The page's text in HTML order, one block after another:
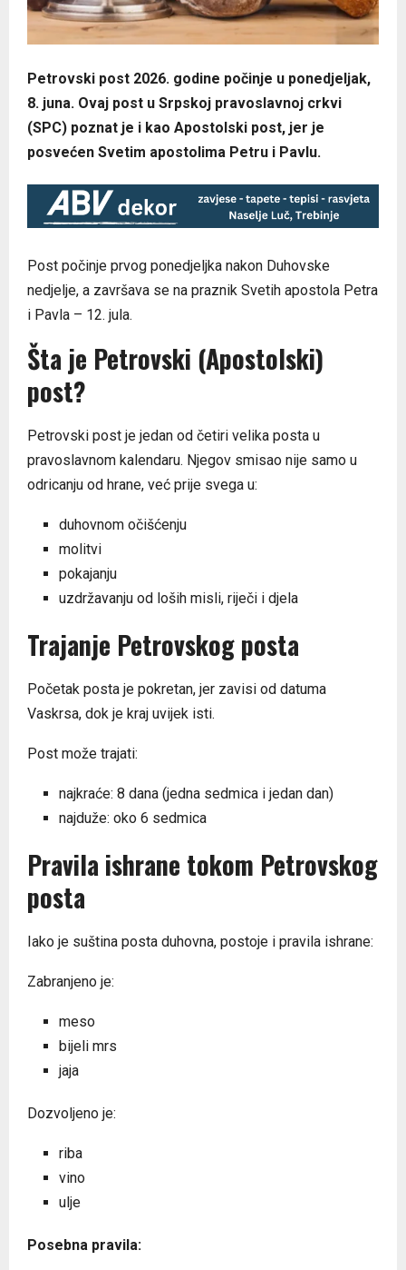
Petrovski post 2026. godine počinje u ponedjeljak,
8. juna. Ovaj post u Srpskoj pravoslavnoj crkvi
(SPC) poznat je i kao Apostolski post, jer je
posvećen Svetim apostolima Petru i Pavlu.
Post počinje prvog ponedjeljka nakon Duhovske
nedjelje, a završava se na praznik Svetih apostola Petra
i Pavla – 12. jula.
Šta je Petrovski (Apostolski)
post?
Petrovski post je jedan od četiri velika posta u
pravoslavnom kalendaru. Njegov smisao nije samo u
odricanju od hrane, već prije svega u:
duhovnom očišćenju
molitvi
pokajanju
uzdržavanju od loših misli, riječi i djela
Trajanje Petrovskog posta
Početak posta je pokretan, jer zavisi od datuma
Vaskrsa, dok je kraj uvijek isti.
Post može trajati:
najkraće: 8 dana (jedna sedmica i jedan dan)
najduže: oko 6 sedmica
Pravila ishrane tokom Petrovskog
posta
Iako je suština posta duhovna, postoje i pravila ishrane:
Zabranjeno je:
meso
bijeli mrs
jaja
Dozvoljeno je:
riba
vino
ulje
Posebna pravila: